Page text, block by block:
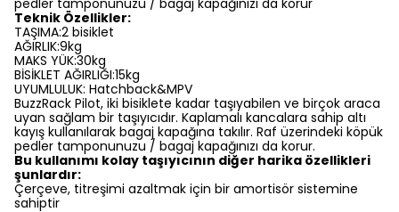
pedler tamponunuzu / bagaj kapağınızı da korur
Teknik Özellikler:
TAŞIMA:2 bisiklet
AĞIRLIK:9kg
MAKS YÜK:30kg
BİSİKLET AĞIRLIĞI:15kg
UYUMLULUK: Hatchback&MPV
BuzzRack Pilot, iki bisiklete kadar taşıyabilen ve birçok araca
uyan sağlam bir taşıyıcıdır. Kaplamalı kancalara sahip altı
kayış kullanılarak bagaj kapağına takılır. Raf üzerindeki köpük
pedler tamponunuzu / bagaj kapağınızı da korur.
Bu kullanımı kolay taşıyıcının diğer harika özellikleri
şunlardır:
Çerçeve, titreşimi azaltmak için bir amortisör sistemine
sahiptir